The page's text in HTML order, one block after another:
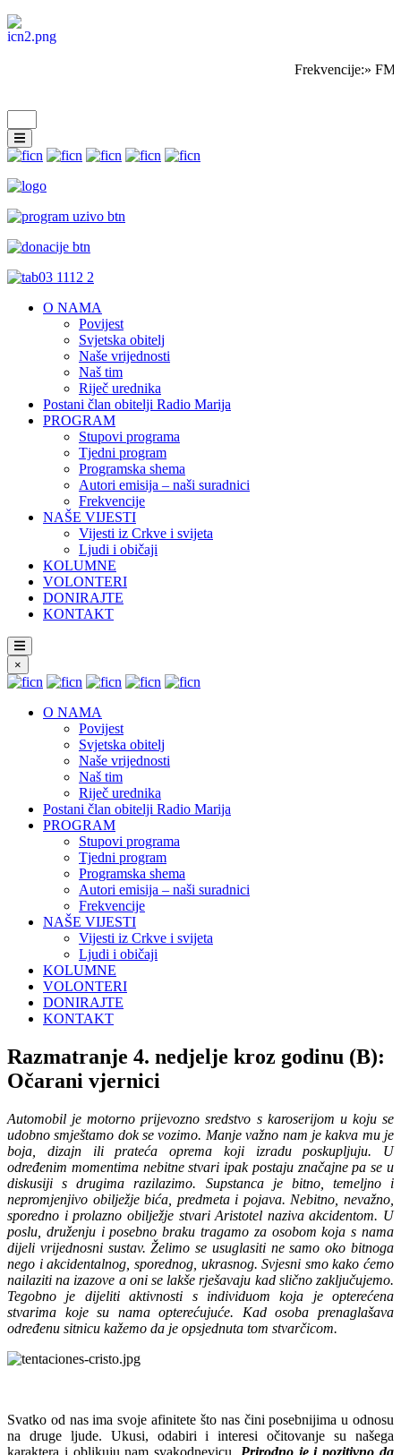
Frekvencije:»
O NAMA
Povijest
Svjetska obitelj
Naše vrijednosti
Naš tim
Riječ urednika
Postani član obitelji Radio Marija
PROGRAM
Stupovi programa
Tjedni program
Programska shema
Autori emisija – naši suradnici
Frekvencije
NAŠE VIJESTI
Vijesti iz Crkve i svijeta
Ljudi i običaji
KOLUMNE
VOLONTERI
DONIRAJTE
KONTAKT
×
O NAMA
Povijest
Svjetska obitelj
Naše vrijednosti
Naš tim
Riječ urednika
Postani član obitelji Radio Marija
PROGRAM
Stupovi programa
Tjedni program
Programska shema
Autori emisija – naši suradnici
Frekvencije
NAŠE VIJESTI
Vijesti iz Crkve i svijeta
Ljudi i običaji
KOLUMNE
VOLONTERI
DONIRAJTE
KONTAKT
Razmatranje 4. nedjelje kroz godinu (B):
Očarani vjernici
Automobil je motorno prijevozno sredstvo s karoserijom u koju se
udobno smještamo dok se vozimo. Manje važno nam je kakva mu je
boja, dizajn ili prateća oprema koji izradu poskupljuju. U
određenim momentima nebitne stvari ipak postaju značajne pa se u
diskusiji s drugima razilazimo. Supstanca je bitno, temeljno i
nepromjenjivo obilježje bića, predmeta i pojava. Nebitno, nevažno,
sporedno i prolazno obilježje stvari Aristotel naziva akcidentom. U
poslu, druženju i posebno braku tragamo za osobom koja s nama
dijeli vrijednosni sustav. Želimo se usuglasiti ne samo oko bitnoga
nego i akcidentalnog, sporednog, ukrasnog. Svjesni smo kako ćemo
nailaziti na izazove a oni se lakše rješavaju kad slično zaključujemo.
Tegobno je dijeliti aktivnosti s individuom koja je opterećena
stvarima koje su nama opterećujuće. Kad osoba prenaglašava
određenu sitnicu kažemo da je opsjednuta tom stvarčicom.
Svatko od nas ima svoje afinitete što nas čini posebnijima u odnosu
na druge ljude. Ukusi, odabiri i interesi očitovanje su našega
karaktera i oblikuju nam svakodnevicu. Prirodno je i pozitivno da